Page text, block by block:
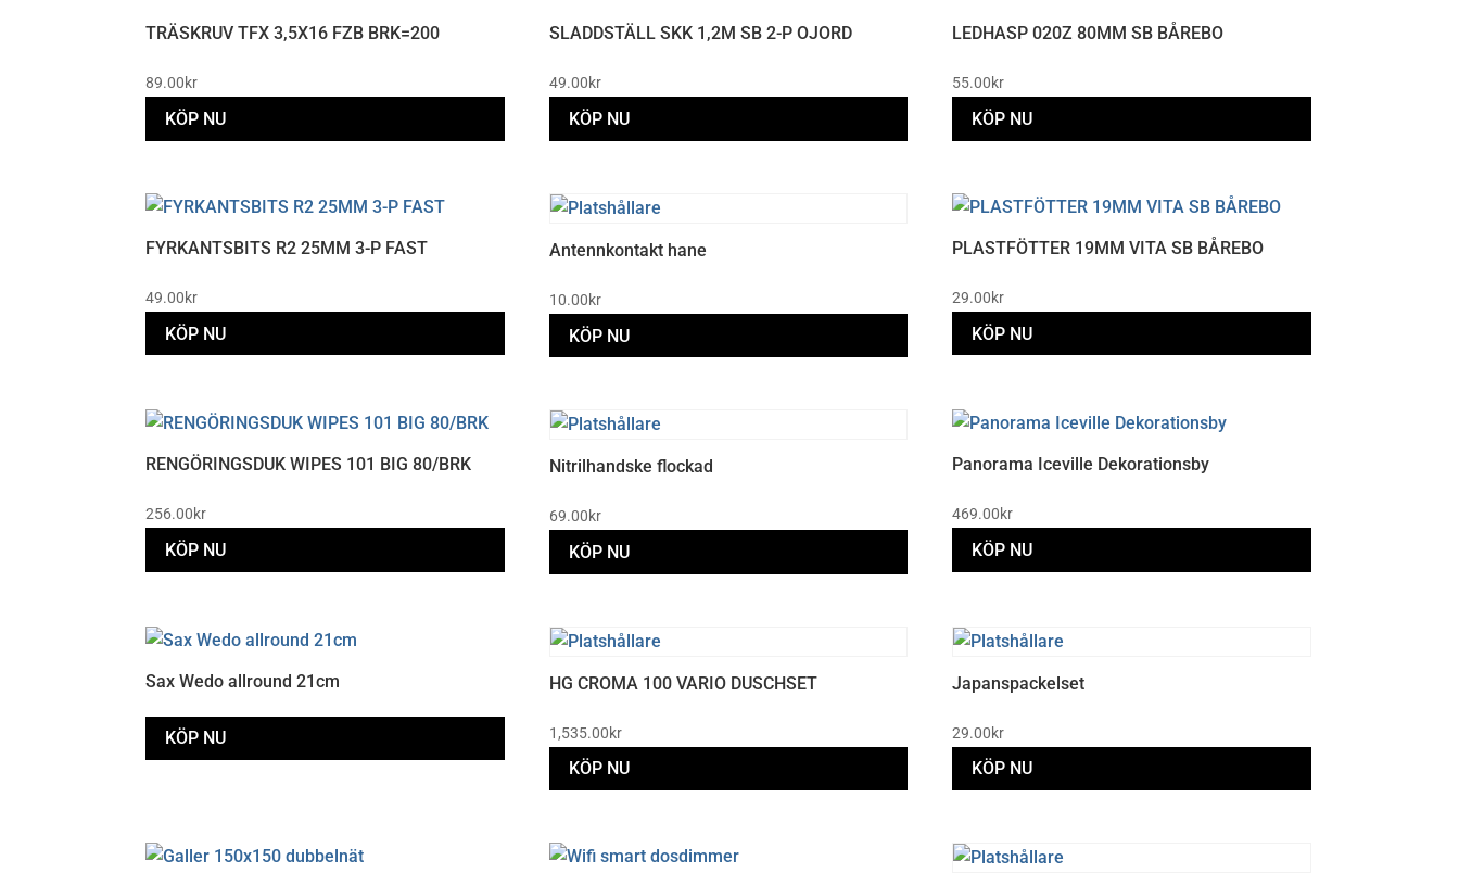
TRÄSKRUV TFX 3,5X16 FZB BRK=200
89.00kr
KÖP NU
SLADDSTÄLL SKK 1,2M SB 2-P OJORD
49.00kr
KÖP NU
LEDHASP 020Z 80MM SB BÅREBO
55.00kr
KÖP NU
FYRKANTSBITS R2 25MM 3-P FAST
49.00kr
KÖP NU
Antennkontakt hane
10.00kr
KÖP NU
PLASTFÖTTER 19MM VITA SB BÅREBO
29.00kr
KÖP NU
RENGÖRINGSDUK WIPES 101 BIG 80/BRK
256.00kr
KÖP NU
Nitrilhandske flockad
69.00kr
KÖP NU
Panorama Iceville Dekorationsby
469.00kr
KÖP NU
Sax Wedo allround 21cm
KÖP NU
HG CROMA 100 VARIO DUSCHSET
1,535.00kr
KÖP NU
Japanspackelset
29.00kr
KÖP NU